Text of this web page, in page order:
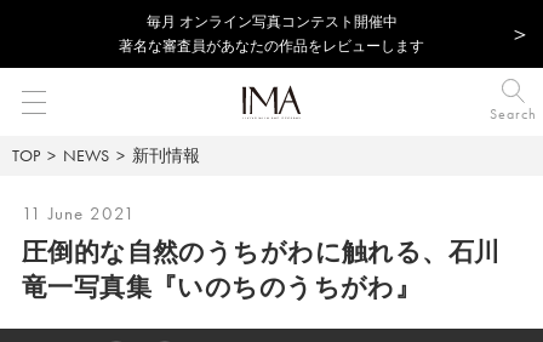
毎⽉ オンライン写真コンテスト開催中
著名な審査員があなたの作品をレビューします
Search
TOP NEWS 新刊情報
11 June 2021
圧倒的な自然のうちがわに触れる、 石川
竜一写真集『いのちのうちがわ』